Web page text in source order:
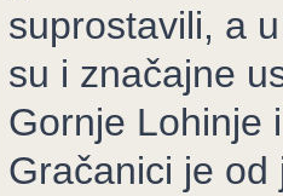
suprostavili, a
su i značajne
Gornje Lohinje
Gračanici je od